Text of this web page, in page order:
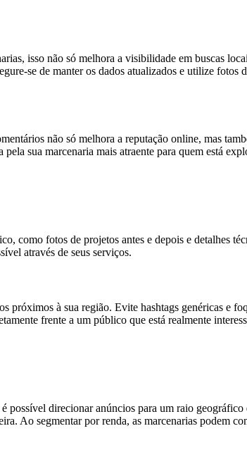
isso não só melhora a visibilidade em buscas
se de manter os dados atualizados e utilize fotos
não só melhora a reputação online, mas
sua marcenaria mais atraente para quem está
como fotos de projetos antes e depois e detalhes
através de seus serviços.
próximos à sua região. Evite hashtags genéricas e
frente a um público que está realmente
possível direcionar anúncios para um raio
Ao segmentar por renda, as marcenarias podem